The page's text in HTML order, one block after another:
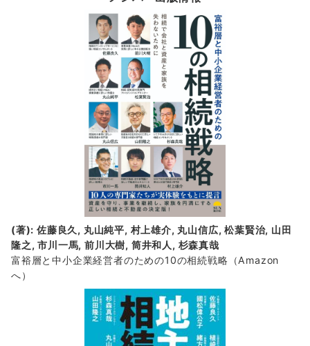
(著): 佐藤良久, 丸山純平, 村上雄介, 丸山信広, 松葉賢治, 山田
隆之, 市川一馬, 前川大樹, 筒井和人, 杉森真哉
富裕層と中小企業経営者のための10の相続戦略 （Amazon
へ）